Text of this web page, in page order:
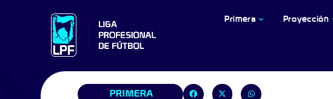
Primera Proyección
PRIMERA